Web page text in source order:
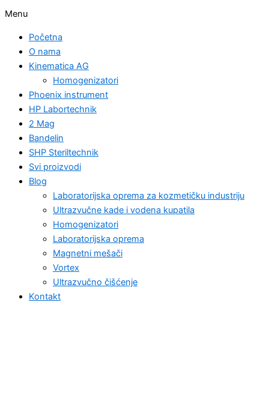
Menu
Početna
O nama
Kinematica AG
Homogenizatori
Phoenix instrument
HP Labortechnik
2 Mag
Bandelin
SHP Steriltechnik
Svi proizvodi
Blog
Laboratorijska oprema za kozmetičku industriju
Ultrazvučne kade i vodena kupatila
Homogenizatori
Laboratorijska oprema
Magnetni mešači
Vortex
Ultrazvučno čišćenje
Kontakt